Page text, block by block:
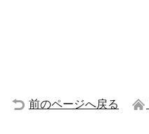
前のページへ戻る